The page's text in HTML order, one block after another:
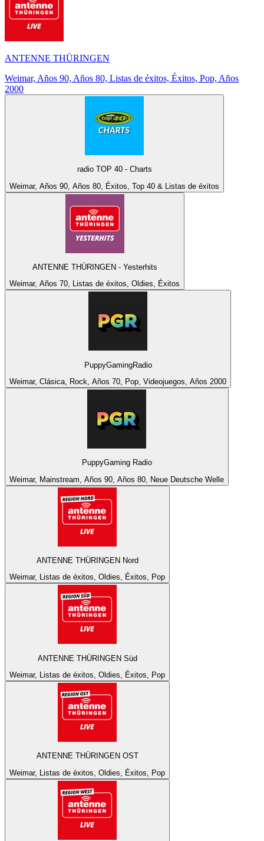
ANTENNE THÜRINGEN
Weimar, Años 90, Años 80, Listas de éxitos, Éxitos, Pop, Años
2000
radio TOP 40 - Charts
Weimar, Años 90, Años 80, Éxitos, Top 40 & Listas de éxitos
ANTENNE THÜRINGEN - Yesterhits
Weimar, Años 70, Listas de éxitos, Oldies, Éxitos
PuppyGamingRadio
Weimar, Clásica, Rock, Años 70, Pop, Videojuegos, Años 2000
PuppyGaming Radio
Weimar, Mainstream, Años 90, Años 80, Neue Deutsche Welle
ANTENNE THÜRINGEN Nord
Weimar, Listas de éxitos, Oldies, Éxitos, Pop
ANTENNE THÜRINGEN Süd
Weimar, Listas de éxitos, Oldies, Éxitos, Pop
ANTENNE THÜRINGEN OST
Weimar, Listas de éxitos, Oldies, Éxitos, Pop